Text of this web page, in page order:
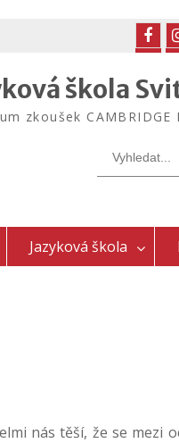
FB
škola
zkoušek CAMBRIDGE
for:
Jazyková škola
nás těší, že se mezi